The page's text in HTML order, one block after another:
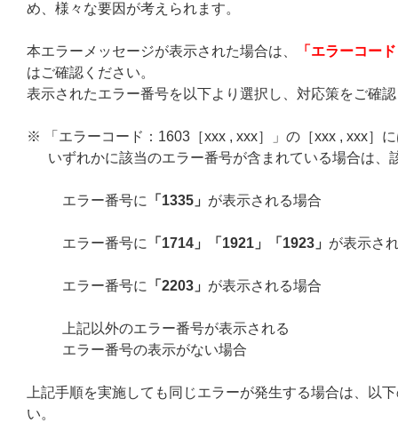
め、様々な要因が考えられます。
本エラーメッセージが表示された場合は、
「エラーコー
はご確認ください。
表示されたエラー番号を以下より選択し、対応策をご確
※ 「エラーコード：1603［xxx , xxx］」の［xxx , xxx］
いずれかに該当のエラー番号が含まれている場合は、
エラー番号に 「1335」 が表示される場合
エラー番号に 「1714」「1921」「1923」 が表示さ
エラー番号に 「2203」 が表示される場合
上記以外のエラー番号が表示される
エラー番号の表示がない場合
上記手順を実施しても同じエラーが発生する場合は、以
い。